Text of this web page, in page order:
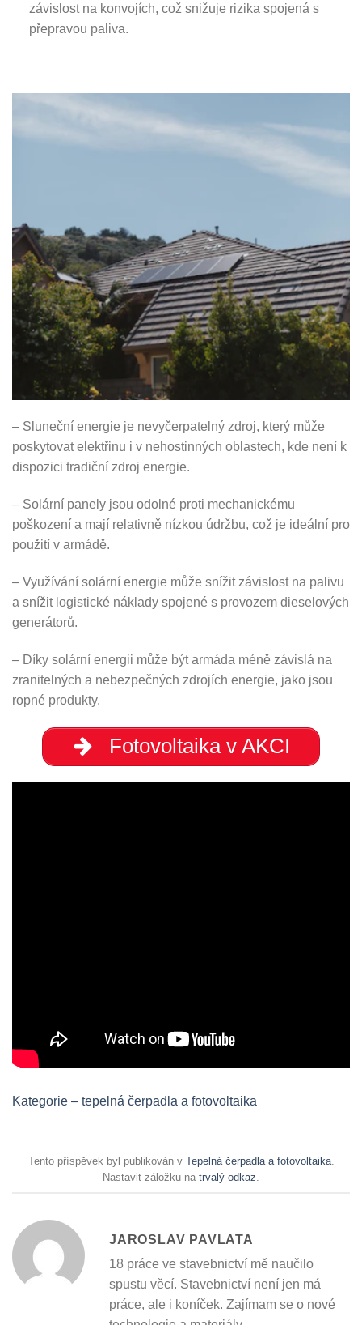
závislost na konvojích, což snižuje rizika spojená s
přepravou paliva.
– Sluneční energie je nevyčerpatelný zdroj, který může
poskytovat elektřinu i v nehostinných oblastech, kde není k
dispozici tradiční zdroj energie.
– Solární panely jsou odolné proti mechanickému
poškození a mají relativně nízkou údržbu, což je ideální pro
použití v armádě.
– Využívání solární energie může snížit závislost na palivu
a snížit logistické náklady spojené s provozem dieselových
generátorů.
– Díky solární energii může být armáda méně závislá na
zranitelných a nebezpečných zdrojích energie, jako jsou
ropné produkty.
Fotovoltaika v AKCI
Kategorie – tepelná čerpadla a fotovoltaika
Tento příspěvek byl publikován v Tepelná čerpadla a fotovoltaika.
Nastavit záložku na trvalý odkaz.
JAROSLAV PAVLATA
18 práce ve stavebnictví mě naučilo
spustu věcí. Stavebnictví není jen má
práce, ale i koníček. Zajímam se o nové